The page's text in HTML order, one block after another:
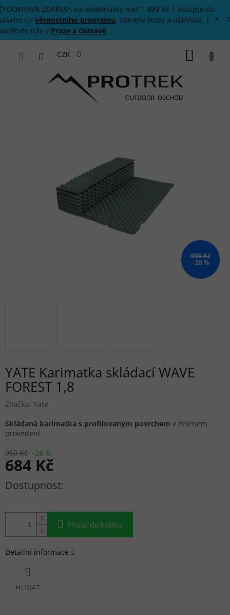
Přejít na obsah
DOPRAVA ZDARMA na objednávky nad 1.499 Kč | Vstupte do
👉 věrnostního programu, sbírejte body a ušetřete. | 📍
nás v Praze a Ostravě
CZK
950 Kč
–28 %
YATE Karimatka skládací WAVE
FOREST 1,8
Značka: Yate
950 Kč –28 %
684 Kč
Měrná cena:
Přidat do košíku
Skládaná karimatka s profilovaným povrchem v zeleném
provedení.
Detailní informace
HLÍDAT